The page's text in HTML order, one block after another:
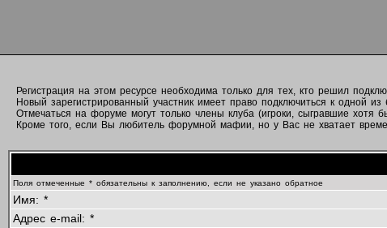
Регистрация на этом ресурсе необходима только для тех, кто решил
Новый зарегистрированный участник имеет право подключиться к одной из
Отмечаться на форуме могут только члены клуба (игроки, сыгравшие хотя
Кроме того, если Вы любитель форумной мафии, но у Вас не хватает
Поля отмеченные * обязательны к заполнению, если не указано обратное
Имя: *
Адрес e-mail: *